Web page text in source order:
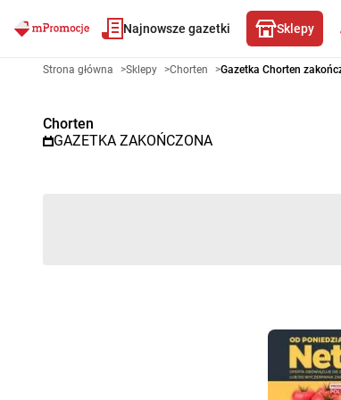
Najnowsze gazetki Sklepy
Gazetka promocyjna
Strona główna >Sklepy >Chorten >Gazetka Chorten
Chorten
GAZETKA ZAKOŃCZONA